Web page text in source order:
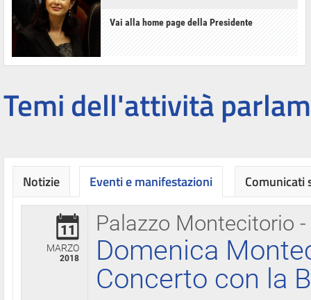
Vai alla home page della Presidente
Temi dell'attività
Notizie Eventi e manifestazioni
Palazzo Montecitorio
11
MARZO
2018
Domenica
Concerto con la
Comunicati